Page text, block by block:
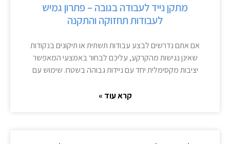
מתקן נייד לעבודה בגובה – פתרון גמיש
לעבודות תחזוקה והתקנה
אם אתם נדרשים לבצע עבודות תשתית או תיקונים בנקודות
שאינן נגישות מהקרקע, עליכם לבחור באמצעי המאפשר
יציבות מקסימלית יחד עם ניידות גבוהה בשטח. שימוש עם
קרא עוד »